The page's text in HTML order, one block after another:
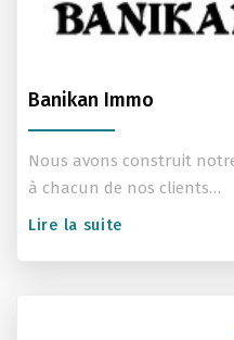
Banikan Immo
Nous avons construit
à chacun de nos clients…
Lire la suite